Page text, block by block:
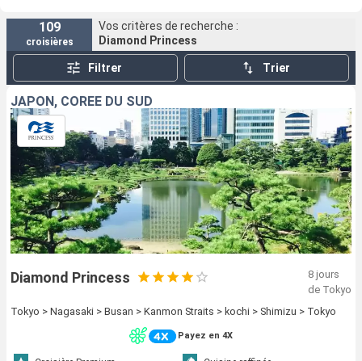
109
croisières
Vos critères de recherche :
Diamond Princess
Filtrer Trier
JAPON, CORÉE DU SUD
Diamond Princess
8 jours
de Tokyo
Tokyo > Nagasaki > Busan > Kanmon Straits > kochi > Shimizu > Tokyo
Payez en 4X